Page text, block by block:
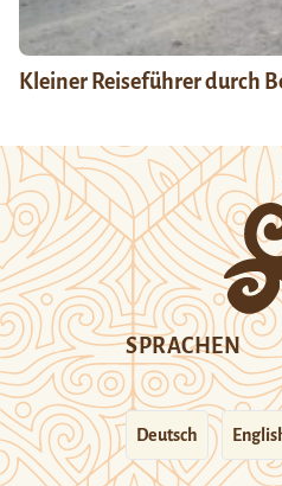
Kleiner Reiseführer durch
SPRACHEN
Deutsch